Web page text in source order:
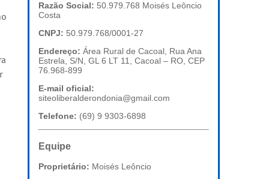
Razão Social: 50.979.768 Moisés Leôncio
Costa
CNPJ: 50.979.768/0001-27
Endereço: Área Rural de Cacoal, Rua Ana
Estrela, S/N, GL 6 LT 11, Cacoal – RO, CEP
76.968-899
E-mail oficial:
siteoliberalderondonia@gmail.com
Telefone: (69) 9 9303-6898
Equipe
Proprietário: Moisés Leôncio